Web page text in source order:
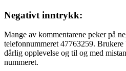
Negativt inntrykk:
Mange av kommentarene peker på
telefonnummeret 47763259. Brukere
dårlig opplevelse og til og med
nummeret.